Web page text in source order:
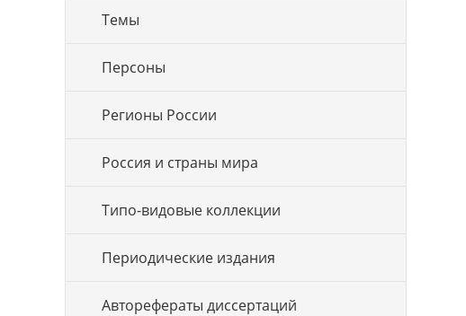
Темы
Персоны
Регионы России
Россия и страны мира
Типо-видовые коллекции
Периодические издания
Авторефераты диссертаций